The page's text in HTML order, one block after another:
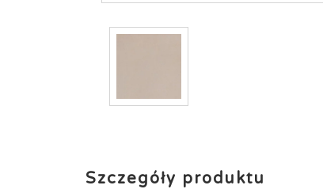
Szczegóły produktu